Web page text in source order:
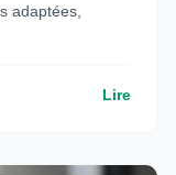
adaptées,
Lire